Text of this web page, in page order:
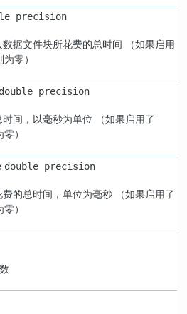
precision
据文件块所花费的总时间 （如果启用
零）
double precision
间，以毫秒为单位 （如果启用了
）
double precision
的总时间，单位为毫秒 （如果启用了
）